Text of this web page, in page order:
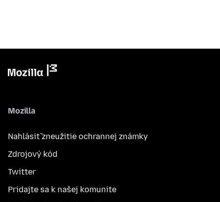
Mozilla
Nahlásiť zneužitie ochrannej známky
Zdrojový kód
Twitter
Pridajte sa k našej komunite